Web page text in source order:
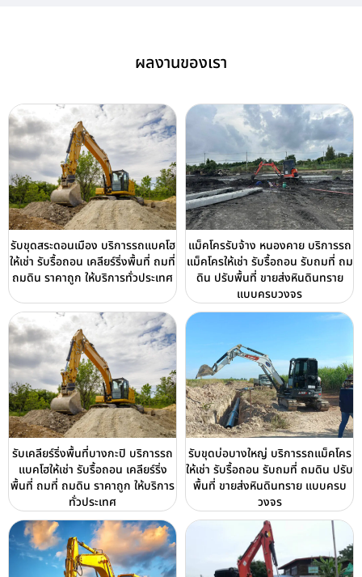
ผลงานของเรา
รับขุดสระดอนเมือง บริการรถแบคโฮ
ให้เช่า รับรื้อถอน เคลียร์ริ่งพื้นที่ ถมที่
ถมดิน ราคาถูก ให้บริการทั่วประเทศ
แม็คโครรับจ้าง หนองคาย บริการรถ
แม็คโครให้เช่า รับรื้อถอน รับถมที่ ถม
ดิน ปรับพื้นที่ ขายส่งหินดินทราย
แบบครบวงจร
รับเคลียร์ริ่งพื้นที่บางกะปิ บริการรถ
แบคโฮให้เช่า รับรื้อถอน เคลียร์ริ่ง
พื้นที่ ถมที่ ถมดิน ราคาถูก ให้บริการ
ทั่วประเทศ
รับขุดบ่อบางใหญ่ บริการรถแม็คโคร
ให้เช่า รับรื้อถอน รับถมที่ ถมดิน ปรับ
พื้นที่ ขายส่งหินดินทราย แบบครบ
วงจร